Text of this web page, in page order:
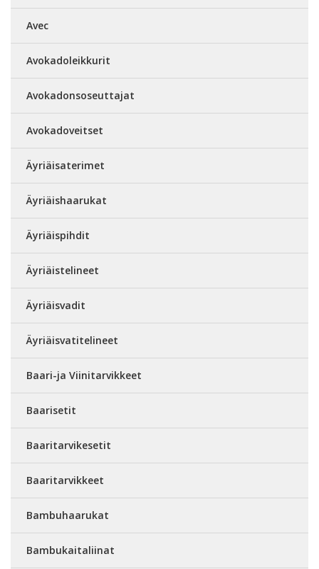
Avec
Avokadoleikkurit
Avokadonsoseuttajat
Avokadoveitset
Äyriäisaterimet
Äyriäishaarukat
Äyriäispihdit
Äyriäistelineet
Äyriäisvadit
Äyriäisvatitelineet
Baari-ja Viinitarvikkeet
Baarisetit
Baaritarvikesetit
Baaritarvikkeet
Bambuhaarukat
Bambukaitaliinat